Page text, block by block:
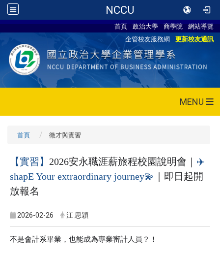
NCCU
首頁 政治大學 商學院
網站導覽
企管校友服務網
更新校友通訊
MENU
首頁 徵才與實習
【實習】 2026安永職涯薪旅程校園說明會｜ ✈️
shapE Your extraordinary journey💫 ｜即日起開
放報名
2026-02-26 江 思穎
不是會計系畢業，也能成為專業審計人員？！